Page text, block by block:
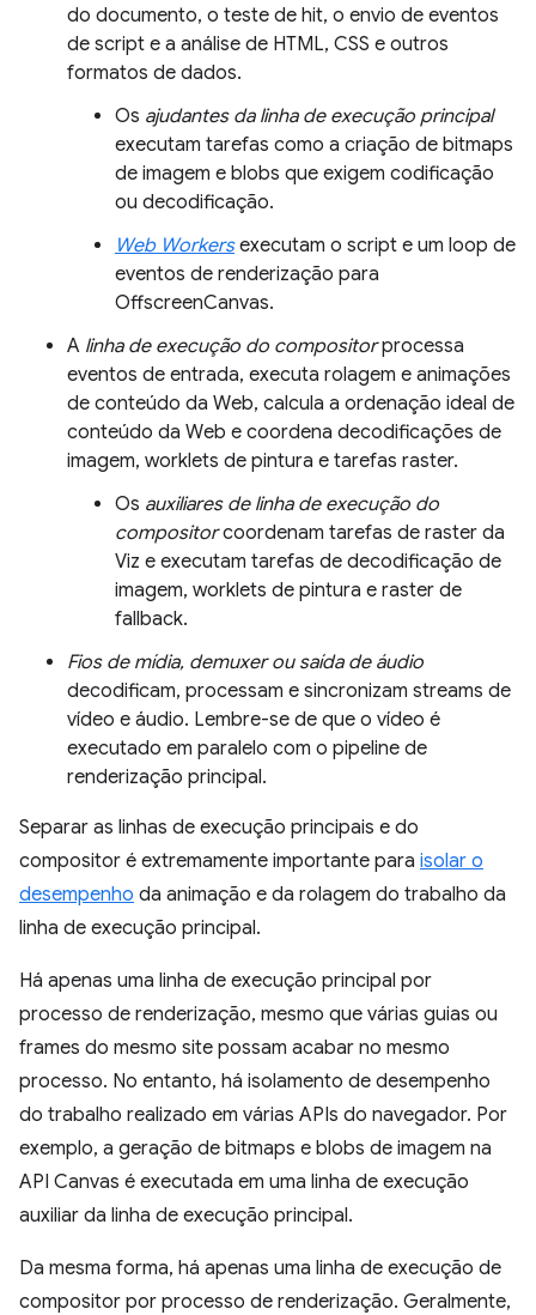
do documento, o teste de hit, o envio de eventos
de script e a análise de HTML, CSS e outros
formatos de dados.
Os ajudantes da linha de execução principal
executam tarefas como a criação de bitmaps
de imagem e blobs que exigem codificação
ou decodificação.
Web Workersexecutam o script e um loop de
eventos de renderização para
OffscreenCanvas.
A linha de execução do compositorprocessa
eventos de entrada, executa rolagem e animações
de conteúdo da Web, calcula a ordenação ideal de
conteúdo da Web e coordena decodificações de
imagem, worklets de pintura e tarefas raster.
Os auxiliares de linha de execução do
compositorcoordenam tarefas de raster da
Viz e executam tarefas de decodificação de
imagem, worklets de pintura e raster de
fallback.
Fios de mídia, demuxer ou saída de áudio
decodificam, processam e sincronizam streams de
vídeo e áudio. Lembre-se de que o vídeo é
executado em paralelo com o pipeline de
renderização principal.
Separar as linhas de execução principais e do
compositor é extremamente importante para isolar o
desempenho da animação e da rolagem do trabalho da
linha de execução principal.
Há apenas uma linha de execução principal por
processo de renderização, mesmo que várias guias ou
frames do mesmo site possam acabar no mesmo
processo. No entanto, há isolamento de desempenho
do trabalho realizado em várias APIs do navegador. Por
exemplo, a geração de bitmaps e blobs de imagem na
API Canvas é executada em uma linha de execução
auxiliar da linha de execução principal.
Da mesma forma, há apenas uma linha de execução de
compositor por processo de renderização. Geralmente,